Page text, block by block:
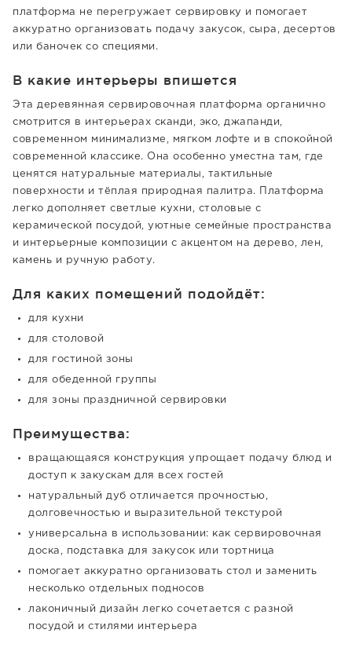
платформа не перегружает сервировку и помогает
аккуратно организовать подачу закусок, сыра, десертов
или баночек со специями.
В какие интерьеры впишется
Эта деревянная сервировочная платформа органично
смотрится в интерьерах сканди, эко, джапанди,
современном минимализме, мягком лофте и в спокойной
современной классике. Она особенно уместна там, где
ценятся натуральные материалы, тактильные
поверхности и тёплая природная палитра. Платформа
легко дополняет светлые кухни, столовые с
керамической посудой, уютные семейные пространства
и интерьерные композиции с акцентом на дерево, лен,
камень и ручную работу.
Для каких помещений подойдёт:
для кухни
для столовой
для гостиной зоны
для обеденной группы
для зоны праздничной сервировки
Преимущества:
вращающаяся конструкция упрощает подачу блюд и
доступ к закускам для всех гостей
натуральный дуб отличается прочностью,
долговечностью и выразительной текстурой
универсальна в использовании: как сервировочная
доска, подставка для закусок или тортница
помогает аккуратно организовать стол и заменить
несколько отдельных подносов
лаконичный дизайн легко сочетается с разной
посудой и стилями интерьера